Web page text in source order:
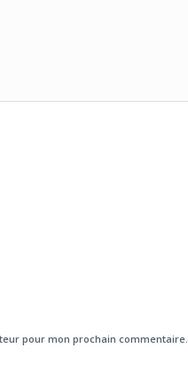
pour mon prochain commentaire.